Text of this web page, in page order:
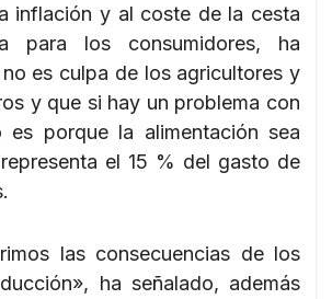
inflación y al coste de la cesta
para los consumidores, ha
es culpa de los agricultores y
y que si hay un problema con
es porque la alimentación sea
el 15 % del gasto de
las consecuencias de los
ha señalado, además